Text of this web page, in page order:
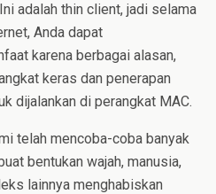
adalah thin client, jadi selama
Anda dapat
karena berbagai alasan,
keras dan penerapan
dijalankan di perangkat MAC.
telah mencoba-coba banyak
bentukan wajah, manusia,
lainnya menghabiskan